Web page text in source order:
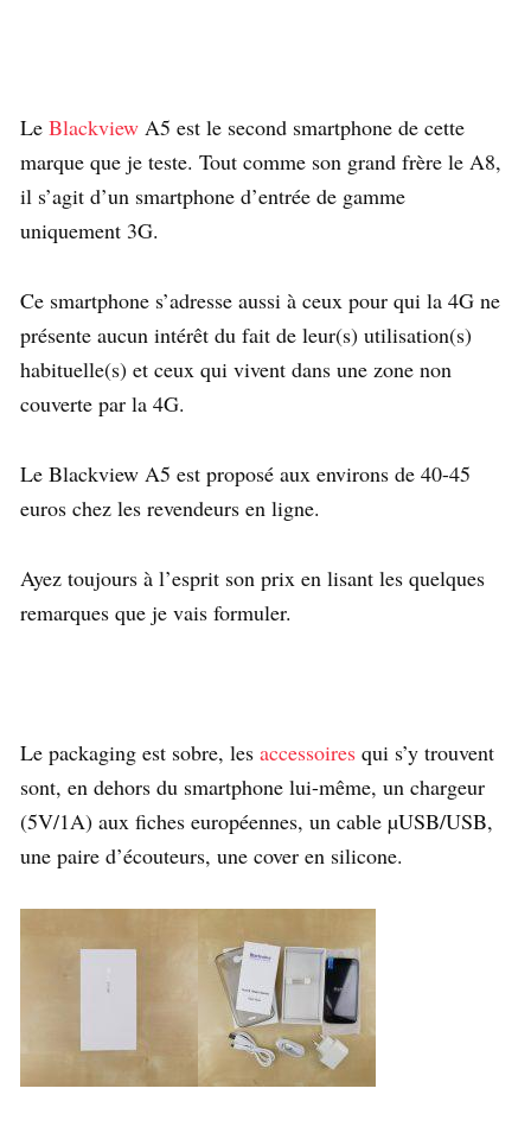
Le Blackview A5 est le second smartphone de cette
marque que je teste. Tout comme son grand frère le A8,
il s’agit d’un smartphone d’entrée de gamme
uniquement 3G.
Ce smartphone s’adresse aussi à ceux pour qui la 4G ne
présente aucun intérêt du fait de leur(s) utilisation(s)
habituelle(s) et ceux qui vivent dans une zone non
couverte par la 4G.
Le Blackview A5 est proposé aux environs de 40-45
euros chez les revendeurs en ligne.
Ayez toujours à l’esprit son prix en lisant les quelques
remarques que je vais formuler.
Le packaging est sobre, les accessoires qui s’y trouvent
sont, en dehors du smartphone lui-même, un chargeur
(5V/1A) aux fiches européennes, un cable µUSB/USB,
une paire d’écouteurs, une cover en silicone.